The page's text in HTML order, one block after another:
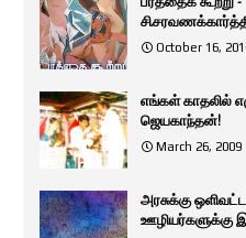
October 16,
எங்கள் காதலில்
ஜெயகாந்தன்!
March 26, 2009
அரசுக்கு
ஊழியர்களுக்கு